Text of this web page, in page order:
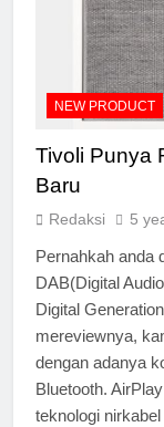
NEW PRODUCT
Tivoli Punya
Baru
Redaksi 5
Pernahkah anda
DAB(Digital
Digital
mereviewnya,
dengan adanya
Bluetooth.
teknologi